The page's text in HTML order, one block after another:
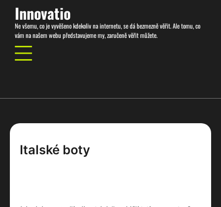
content
Innovatio
Ne všemu, co je vyvěšeno kdekoliv na internetu, se dá bezmezně věřit. Ale tomu, co
vám na našem webu představujeme my, zaručeně věřit můžete.
Italské boty